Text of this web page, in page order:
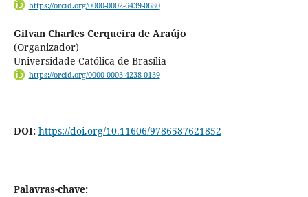
https://orcid.org/0000-0002-6439-0680
Gilvan Charles Cerqueira de Araújo
(Organizador)
Universidade Católica de Brasília
https://orcid.org/0000-0003-4238-0139
DOI: https://doi.org/10.11606/9786587621852
Palavras-chave: